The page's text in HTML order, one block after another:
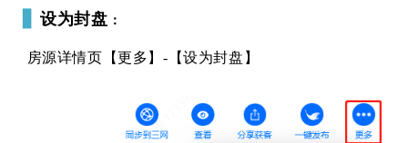
设为封盘 ：
房源详情页【更多】-【设为封盘】